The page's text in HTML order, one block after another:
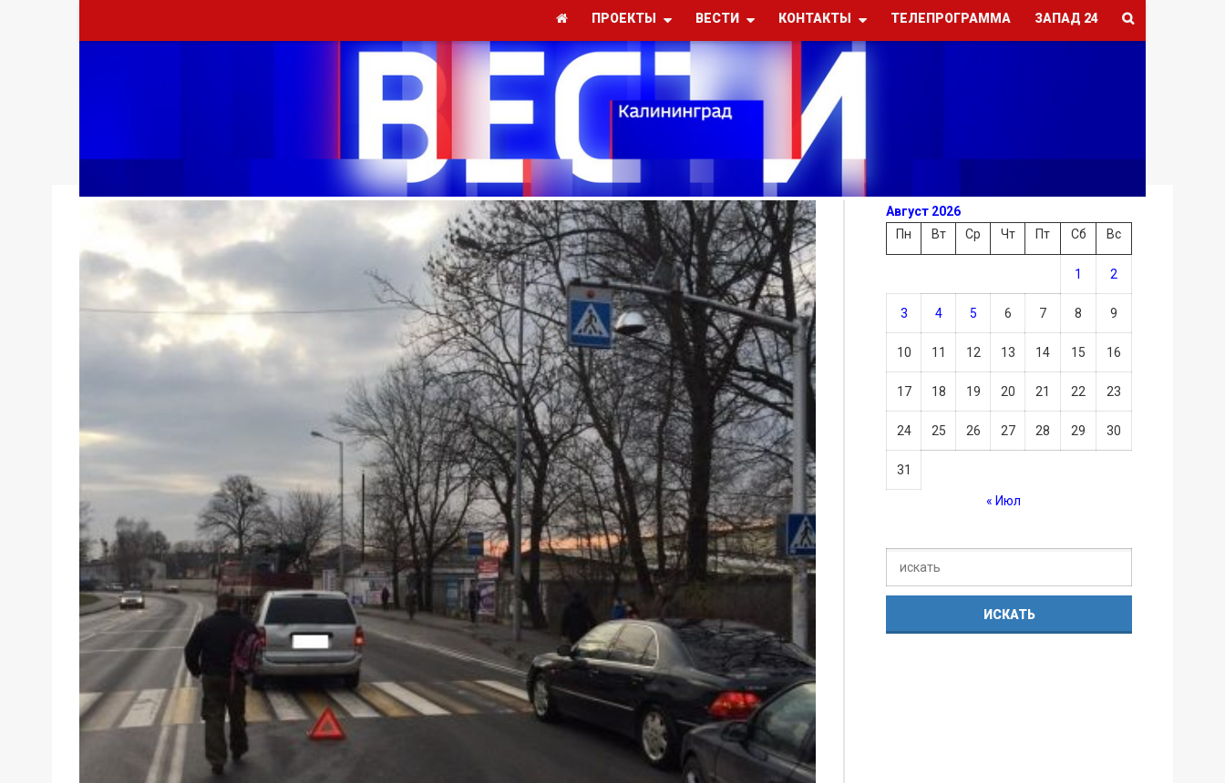
ПРОЕКТЫ ВЕСТИ КОНТАКТЫ ТЕЛЕПРОГРАММА ЗАПАД 24
Август 2026
Пн
Вт Ср Чт Пт Сб Вс
1 2
3 4 5 6 7 8 9
10 11 12 13 14 15 16
17 18 19 20 21 22 23
24 25 26 27 28 29 30
31
« Июл